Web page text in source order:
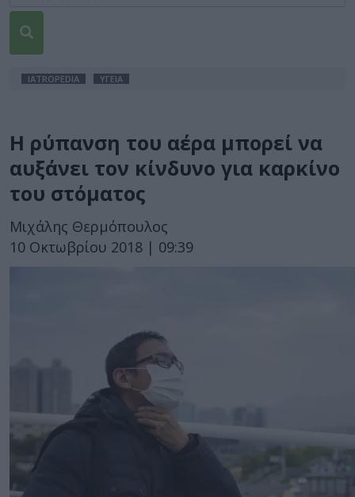
IATROPEDIA ΥΓΕΙΑ
Η ρύπανση του αέρα μπορεί να
αυξάνει τον κίνδυνο για καρκίνο
του στόματος
Μιχάλης Θερμόπουλος
10 Οκτωβρίου 2018 | 09:39